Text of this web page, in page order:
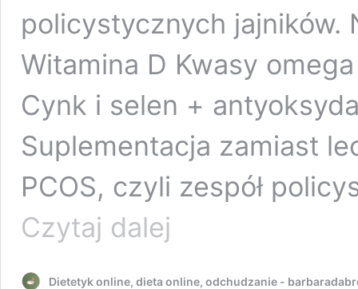
policystycznych jajników.
Witamina D Kwasy
Cynk i selen +
Suplementacja zamiast
PCOS, czyli zespół
Czytaj dalej
składniki,
Dietetyk online, dieta online, odchudzanie -